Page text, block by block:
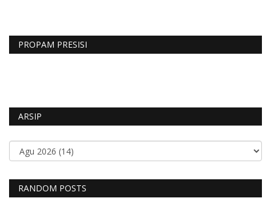
PROPAM PRESISI
ARSIP
RANDOM POSTS